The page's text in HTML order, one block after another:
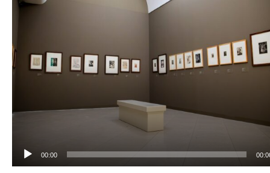
dźwiękowych
00:00